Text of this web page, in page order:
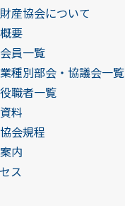
産協会について
要
会員一覧
業種別部会・協議会一覧
役職者一覧
料
協会規程
内
ス